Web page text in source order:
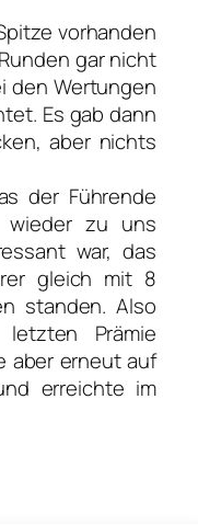
vorhanden
gar nicht
den Wertungen
Es gab dann
aber nichts
der Führende
wieder zu uns
war, das
gleich mit 8
standen. Also
Prämie
aber erneut auf
erreichte im